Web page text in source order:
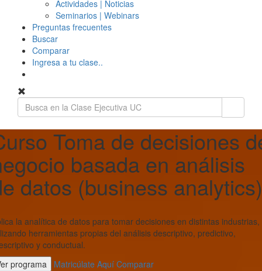
Actividades | Noticias
Seminarios | Webinars
Preguntas frecuentes
Buscar
Comparar
Ingresa a tu clase..
Toma de decisiones
basada en análisis
datos (business analytics)
la analítica de datos para tomar decisiones en distintas industrias,
herramientas propias del análisis descriptivo, predictivo,
y conductual.
programa
Matricúlate Aquí Comparar